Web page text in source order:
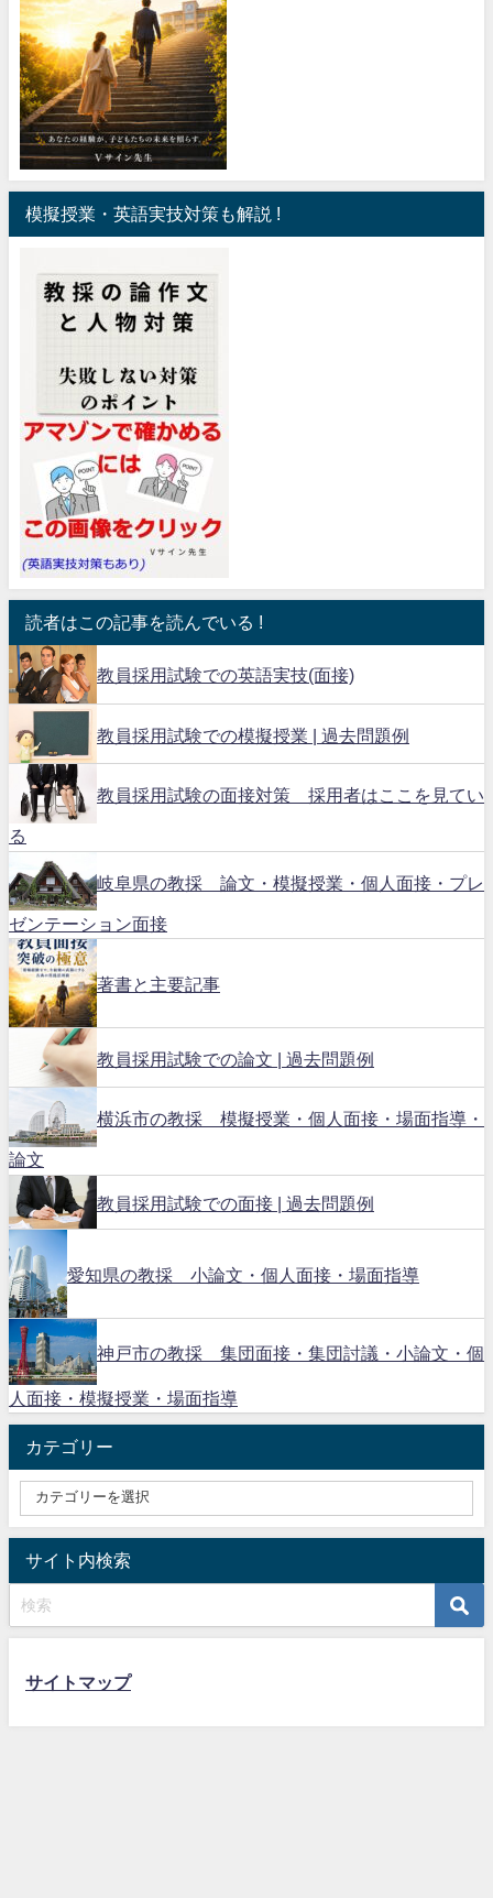
模擬授業・英語実技対策も解説 !
読者はこの記事を読んでいる !
教員採用試験での英語実技(面接)
教員採用試験での模擬授業 | 過去問題例
教員採用試験の面接対策 採用者はここを見てい
る
岐阜県の教採 論文・模擬授業・個人面接・プレ
ゼンテーション面接
著書と主要記事
教員採用試験での論文 | 過去問題例
横浜市の教採 模擬授業・個人面接・場面指導・
論文
教員採用試験での面接 | 過去問題例
愛知県の教採 小論文・個人面接・場面指導
神戸市の教採 集団面接・集団討議・小論文・個
人面接・模擬授業・場面指導
カテゴリー
サイト内検索
サイトマップ